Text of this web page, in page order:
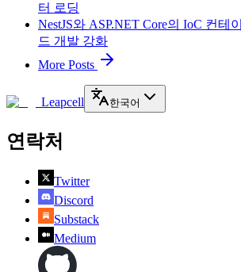
터 로딩
NestJS와 ASP.NET Core의 IoC 컨테
드 개발 강화
More Posts
Leapcell 한국어
연락처
Twitter
Discord
Substack
Medium